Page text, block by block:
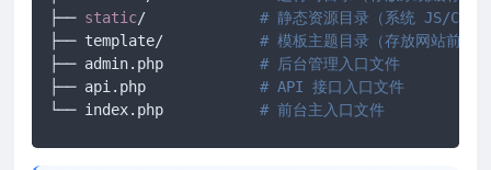
├── static
# 静态资源目录（系统 JS/CSS
# 模板主题目录（存放网站前端
# 后台管理入口文件
# API 接口入口文件
# 前台主入口文件